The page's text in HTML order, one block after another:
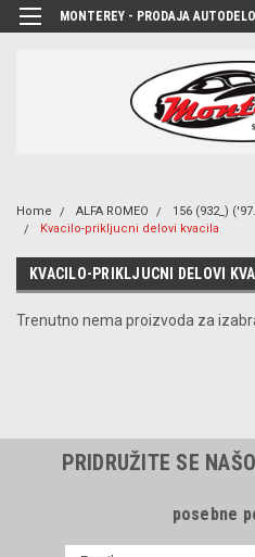
MONTEREY - PRODAJA
Home ALFA ROMEO
156 (932_)
Kvacilo-prikljucni delovi kvacila
KVACILO-PRIKLJUCNI DELOVI
Trenutno nema proizvoda za
PRIDRUŽITE SE
posebne